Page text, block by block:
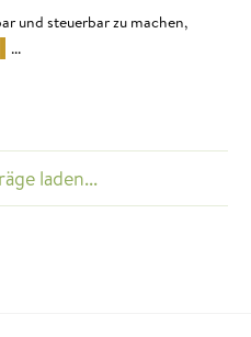
und steuerbar zu machen,
...
laden...